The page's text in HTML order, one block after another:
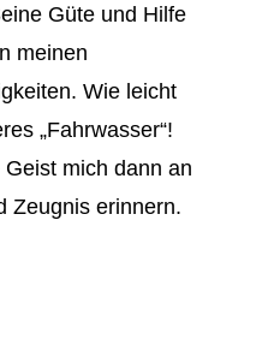
Güte und Hilfe
meinen
Wie leicht
„Fahrwasser“!
mich dann an
Zeugnis erinnern.